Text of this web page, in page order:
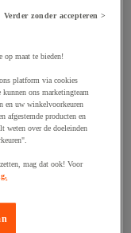
Verder zonder accepteren >
op maat te bieden!
platform via cookies
ons marketingteam
en uw winkelvoorkeuren
afgestemde producten en
weten over de doeleinden
mag dat ook! Voor